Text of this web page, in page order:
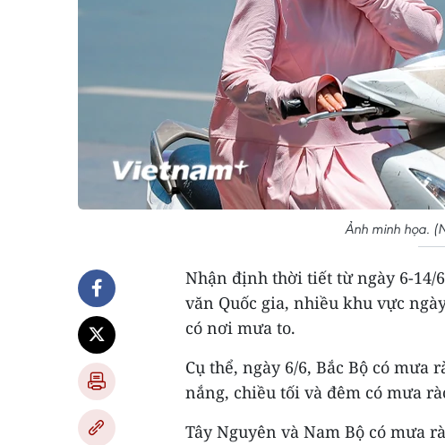
Ảnh minh họa.
Nhận định thời tiết từ ngày 6-14/
văn Quốc gia, nhiều khu vực
có nơi mưa to.
Cụ thể, ngày 6/6, Bắc Bộ có
nắng, chiều tối và đêm có mưa
Tây Nguyên và Nam Bộ có mưa